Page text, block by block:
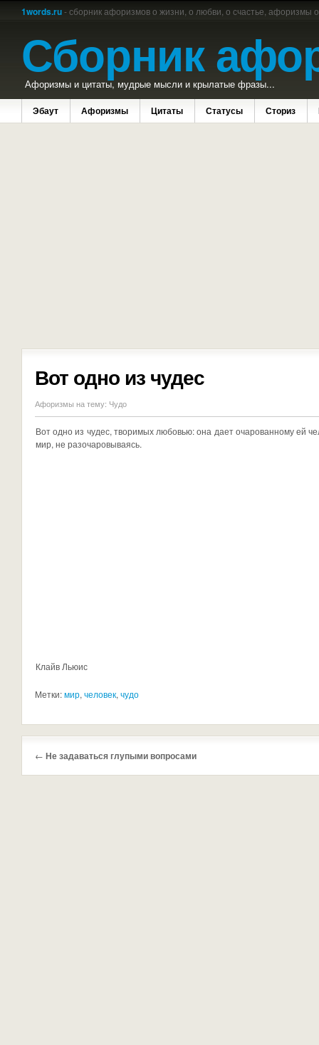
1words.ru- сборник афоризмов о жизни, о любви, о счастье,
Сборник
Афоризмы и цитаты, мудрые мысли и крылатые фразы...
Эбаут Афоризмы Цитаты Статусы Сториз
Вот одно из чудес
Афоризмы на тему: Чудо
Вот одно из чудес, творимых любовью: она дает очарованному ей
мир, не разочаровываясь.
Клайв Льюис
Метки:мир, человек, чудо
← Не задаваться глупыми вопросами